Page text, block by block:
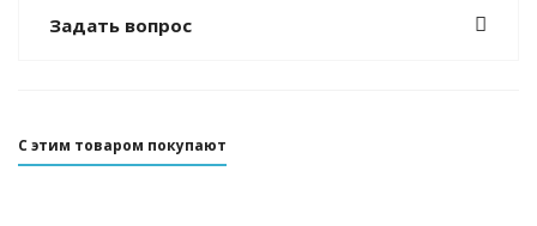
Задать вопрос
С этим товаром покупают